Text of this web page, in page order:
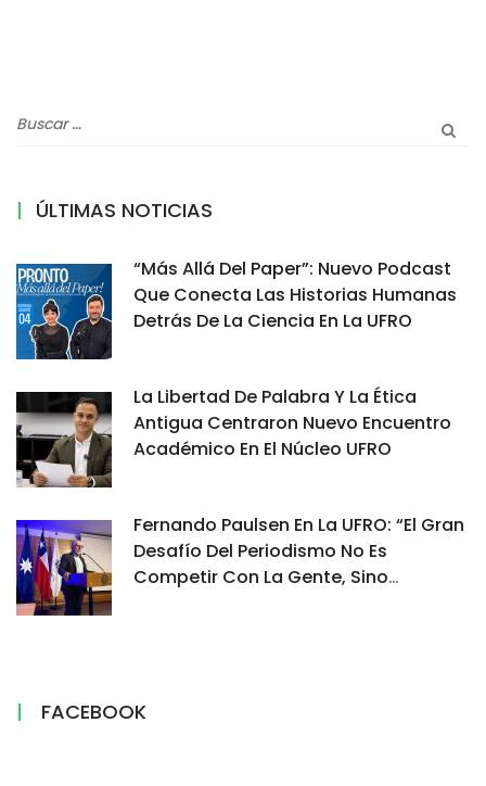
ÚLTIMAS NOTICIAS
“Más Allá Del Paper”: Nuevo Podcast
Que Conecta Las Historias Humanas
Detrás De La Ciencia En La UFRO
La Libertad De Palabra Y La Ética
Antigua Centraron Nuevo Encuentro
Académico En El Núcleo UFRO
Fernando Paulsen En La UFRO: “El Gran
Desafío Del Periodismo No Es
Competir Con La Gente, Sino
FACEBOOK